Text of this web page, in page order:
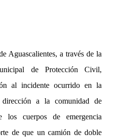
Aguascalientes, a través de la
de Protección Civil,
al incidente ocurrido en la
a la comunidad de
los cuerpos de emergencia
de que un camión de doble